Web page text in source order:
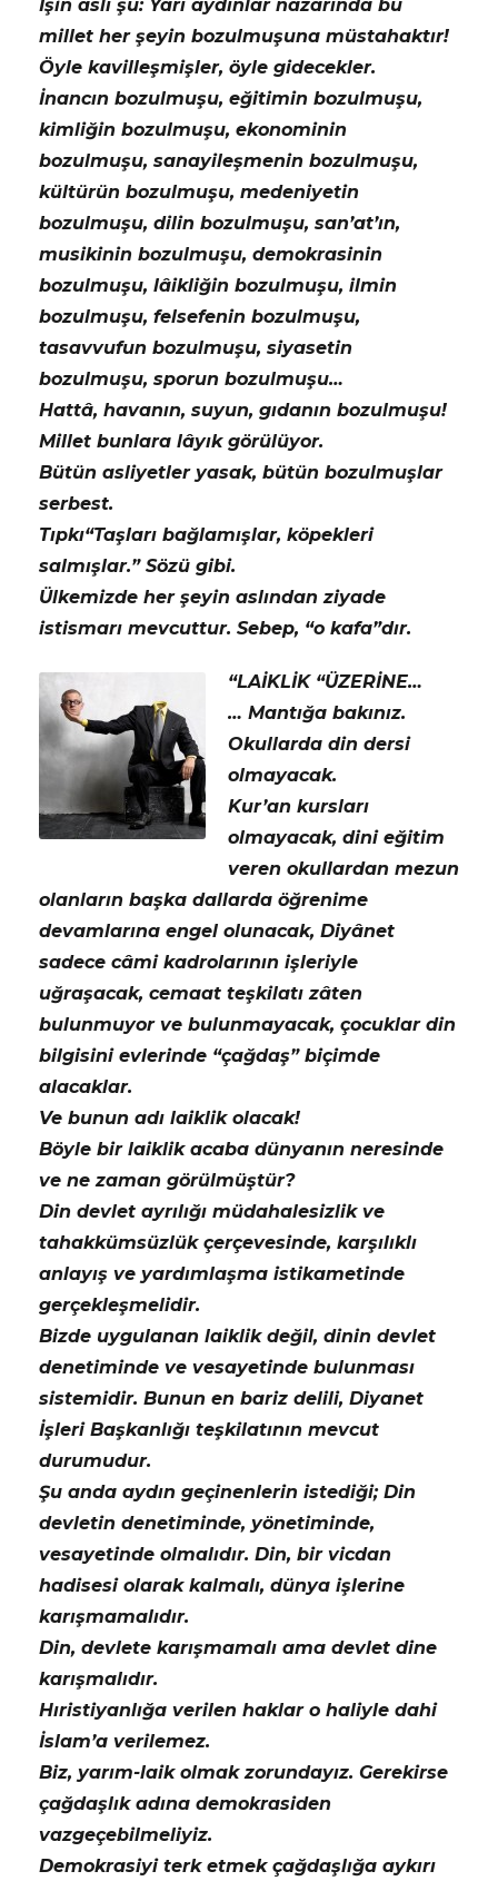
İşin aslı şu: Yarı aydınlar nazarında bu
millet her şeyin bozulmuşuna müstahaktır!
Öyle kavilleşmişler, öyle gidecekler.
İnancın bozulmuşu, eğitimin bozulmuşu,
kimliğin bozulmuşu, ekonominin
bozulmuşu, sanayileşmenin bozulmuşu,
kültürün bozulmuşu, medeniyetin
bozulmuşu, dilin bozulmuşu, san’at’ın,
musikinin bozulmuşu, demokrasinin
bozulmuşu, lâikliğin bozulmuşu, ilmin
bozulmuşu, felsefenin bozulmuşu,
tasavvufun bozulmuşu, siyasetin
bozulmuşu, sporun bozulmuşu…
Hattâ, havanın, suyun, gıdanın bozulmuşu!
Millet bunlara lâyık görülüyor.
Bütün asliyetler yasak, bütün bozulmuşlar
serbest.
Tıpkı“Taşları bağlamışlar, köpekleri
salmışlar.” Sözü gibi.
Ülkemizde her şeyin aslından ziyade
istismarı mevcuttur. Sebep, “o kafa”dır.
“LAİKLİK “ÜZERİNE…
… Mantığa bakınız.
Okullarda din dersi
olmayacak.
Kur’an kursları
olmayacak, dini eğitim
veren okullardan mezun
olanların başka dallarda öğrenime
devamlarına engel olunacak, Diyânet
sadece câmi kadrolarının işleriyle
uğraşacak, cemaat teşkilatı zâten
bulunmuyor ve bulunmayacak, çocuklar din
bilgisini evlerinde “çağdaş” biçimde
alacaklar.
Ve bunun adı laiklik olacak!
Böyle bir laiklik acaba dünyanın neresinde
ve ne zaman görülmüştür?
Din devlet ayrılığı müdahalesizlik ve
tahakkümsüzlük çerçevesinde, karşılıklı
anlayış ve yardımlaşma istikametinde
gerçekleşmelidir.
Bizde uygulanan laiklik değil, dinin devlet
denetiminde ve vesayetinde bulunması
sistemidir. Bunun en bariz delili, Diyanet
İşleri Başkanlığı teşkilatının mevcut
durumudur.
Şu anda aydın geçinenlerin istediği; Din
devletin denetiminde, yönetiminde,
vesayetinde olmalıdır. Din, bir vicdan
hadisesi olarak kalmalı, dünya işlerine
karışmamalıdır.
Din, devlete karışmamalı ama devlet dine
karışmalıdır.
Hıristiyanlığa verilen haklar o haliyle dahi
İslam’a verilemez.
Biz, yarım-laik olmak zorundayız. Gerekirse
çağdaşlık adına demokrasiden
vazgeçebilmeliyiz.
Demokrasiyi terk etmek çağdaşlığa aykırı